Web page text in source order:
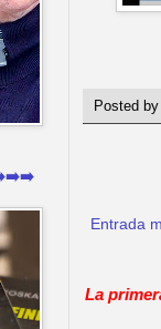
Posted
Entrada
La